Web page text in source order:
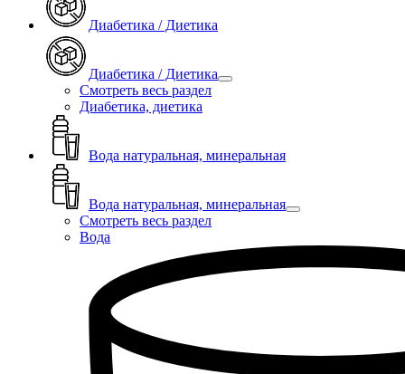
Диабетика / Диетика
Диабетика / Диетика
Смотреть весь раздел
Диабетика, диетика
Вода натуральная, минеральная
Вода натуральная, минеральная
Смотреть весь раздел
Вода